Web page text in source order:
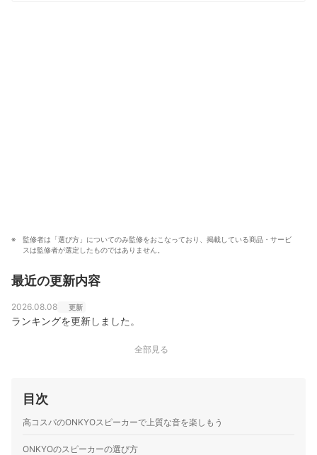
監修者は「選び方」についてのみ監修をおこなっており、掲載している商品・サービ
スは監修者が選定したものではありません。
最近の更新内容
2026.08.08 更新
ランキングを更新しました。
全部見る
目次
高コスパのONKYOスピーカーで上質な音を楽しもう
ONKYOのスピーカーの選び方